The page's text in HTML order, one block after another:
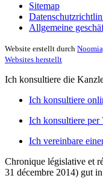
Sitemap
Allgemeine
Website erstellt durch
Websites herstellt
Ich konsultiere die
Ich konsultiere
Ich konsultiere per
Ich vereinbare
Chronique législative et
31 décembre 2014) gut